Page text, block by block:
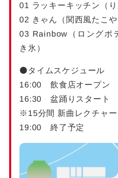
01 ラッキーキッチン（
02 きゃん（関西風たこや
03 Rainbow（ロングポ
き氷）
⚫️タイムスケジュール
16:00 飲食店オープン
16:30 盆踊りスタート
※15分間 新曲レクチャ
19:00 終了予定